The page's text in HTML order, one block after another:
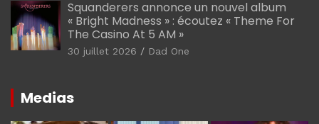
Squanderers annonce un nouvel album
« Bright Madness » : écoutez « Theme For
The Casino At 5 AM »
30 juillet 2026 Dad One
Medias